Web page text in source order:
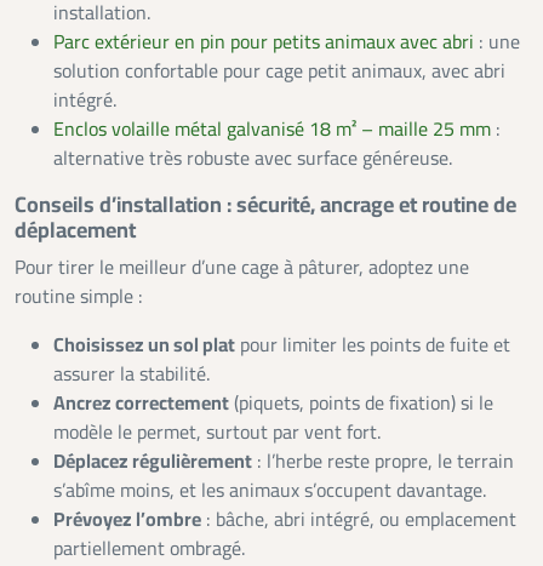
installation.
Parc extérieur en pin pour petits animaux avec abri : une
solution confortable pour cage petit animaux, avec abri
intégré.
Enclos volaille métal galvanisé 18 m² – maille 25 mm :
alternative très robuste avec surface généreuse.
Conseils d’installation : sécurité, ancrage et routine de
déplacement
Pour tirer le meilleur d’une cage à pâturer, adoptez une
routine simple :
Choisissez un sol plat pour limiter les points de fuite et
assurer la stabilité.
Ancrez correctement(piquets, points de fixation) si le
modèle le permet, surtout par vent fort.
Déplacez régulièrement : l’herbe reste propre, le terrain
s’abîme moins, et les animaux s’occupent davantage.
Prévoyez l’ombre : bâche, abri intégré, ou emplacement
partiellement ombragé.